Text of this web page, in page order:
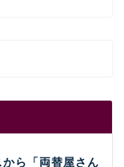
ら「両替屋さん